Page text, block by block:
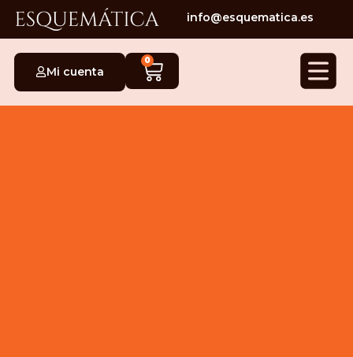
info@esquematica.es
Mi cuenta
0